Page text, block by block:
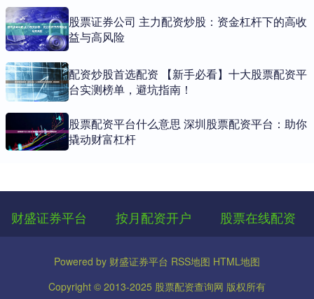
股票证券公司 主力配资炒股：资金杠杆下的高收
益与高风险
配资炒股首选配资 【新手必看】十大股票配资平
台实测榜单，避坑指南！
股票配资平台什么意思 深圳股票配资平台：助你
撬动财富杠杆
财盛证券平台 按月配资开户 股票在线配资
Powered by 财盛证券平台 RSS地图 HTML地图
Copyright © 2013-2025 股票配资查询网 版权所有